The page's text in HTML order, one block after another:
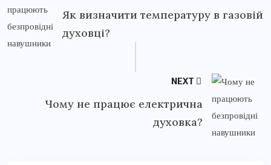
Як визначити температуру в газовій
духовці?
NEXT
Чому не працює електрична
духовка?